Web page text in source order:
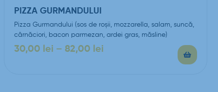
PIZZA GURMANDULUI
Pizza Gurmandului (sos de roşii, mozzarella, salam, suncă,
cârnăciori, bacon parmezan, ardei gras, măsline)
30,00 lei – 82,00 lei